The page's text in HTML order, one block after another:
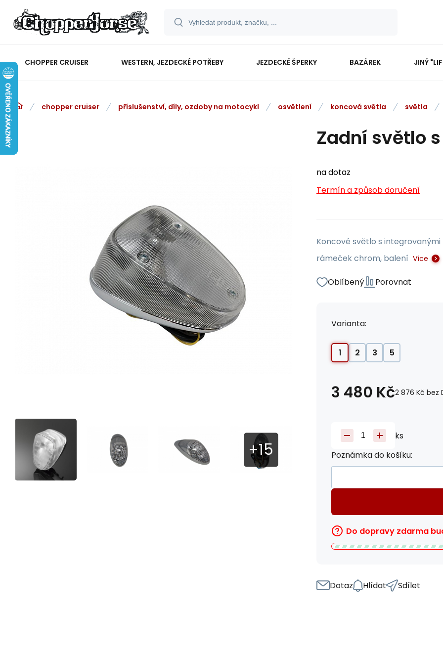
CHOPPER CRUISER WESTERN, JEZDECKÉ POTŘEBY JEZDECKÉ ŠPERKY BAZÁREK JINÝ
chopper cruiser příslušenství, díly, ozdoby na motocykl osvětlení koncová světla světla
Zadní světlo
na dotaz
Termín a způsob doručení
Koncové světlo s
rámeček chrom, balení Více
Oblíbený Porovnat
Varianta:
1 2 3 5
3 480 Kč2 876 Kč bez
ks
Poznámka do košíku:
Do dopravy zdarma
Dotaz Hlídat Sdílet